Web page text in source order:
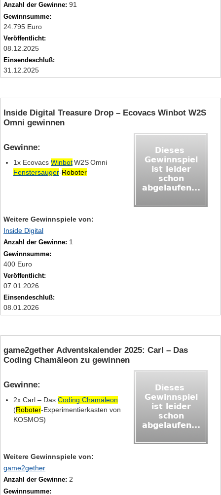
Anzahl der Gewinne: 91
Gewinnsumme:
24.795 Euro
Veröffentlicht:
08.12.2025
Einsendeschluß:
31.12.2025
Inside Digital Treasure Drop – Ecovacs Winbot W2S
Omni gewinnen
Gewinne:
1x Ecovacs WinbotW2S Omni
Fenstersauger‑Roboter
Weitere Gewinnspiele von:
Inside Digital
Anzahl der Gewinne: 1
Gewinnsumme:
400 Euro
Veröffentlicht:
07.01.2026
Einsendeschluß:
08.01.2026
game2gether Adventskalender 2025: Carl – Das
Coding Chamäleon zu gewinnen
Gewinne:
2x Carl – Das Coding Chamäleon
(Roboter‑Experimentierkasten von
KOSMOS)
Weitere Gewinnspiele von:
game2gether
Anzahl der Gewinne: 2
Gewinnsumme: